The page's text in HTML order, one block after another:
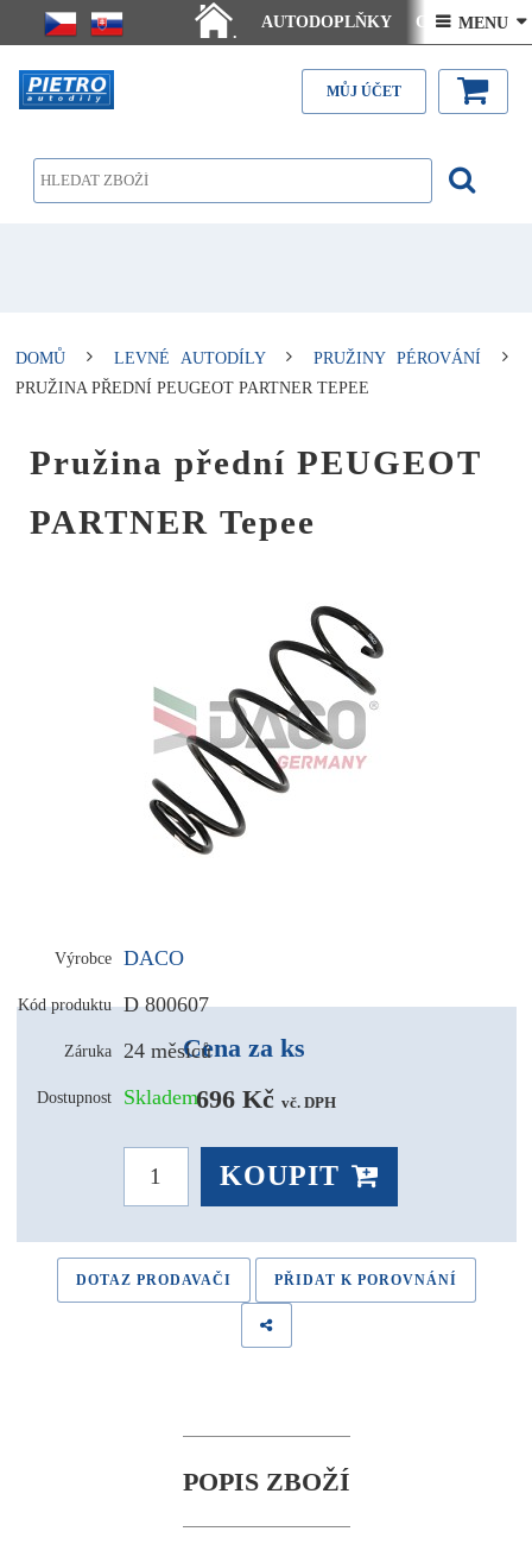
.
AUTODOPLŇKY Ceny doručení
Články - návody Kontakt
 MENU 
MŮJ ÚČET
DOMŮ LEVNÉ AUTODÍLY
PRUŽINY PÉROVÁNÍ
PRUŽINA PŘEDNÍ PEUGEOT PARTNER TEPEE
Pružina přední PEUGEOT
PARTNER Tepee
Výrobce DACO
Kód produktu D 800607
Záruka 24 měsíců
Dostupnost Skladem
Cena za ks
696 Kč vč. DPH
KOUPIT
DOTAZ PRODAVAČI PŘIDAT K POROVNÁNÍ
POPIS ZBOŽÍ